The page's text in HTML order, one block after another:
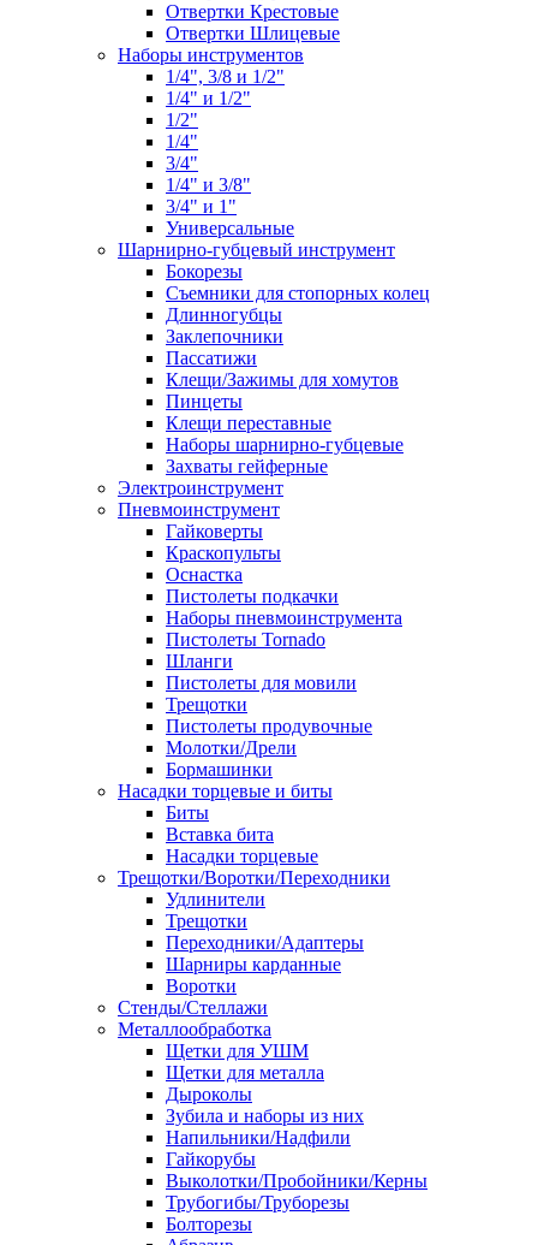
Отвертки Крестовые
Отвертки Шлицевые
Наборы инструментов
1/4", 3/8 и 1/2"
1/4" и 1/2"
1/2"
1/4"
3/4"
1/4" и 3/8"
3/4" и 1"
Универсальные
Шарнирно-губцевый инструмент
Бокорезы
Съемники для стопорных колец
Длинногубцы
Заклепочники
Пассатижи
Клещи/Зажимы для хомутов
Пинцеты
Клещи переставные
Наборы шарнирно-губцевые
Захваты гейферные
Электроинструмент
Пневмоинструмент
Гайковерты
Краскопульты
Оснастка
Пистолеты подкачки
Наборы пневмоинструмента
Пистолеты Tornado
Шланги
Пистолеты для мовили
Трещотки
Пистолеты продувочные
Молотки/Дрели
Бормашинки
Насадки торцевые и биты
Биты
Вставка бита
Насадки торцевые
Трещотки/Воротки/Переходники
Удлинители
Трещотки
Переходники/Адаптеры
Шарниры карданные
Воротки
Стенды/Стеллажи
Металлообработка
Щетки для УШМ
Щетки для металла
Дыроколы
Зубила и наборы из них
Напильники/Надфили
Гайкорубы
Выколотки/Пробойники/Керны
Трубогибы/Труборезы
Болторезы